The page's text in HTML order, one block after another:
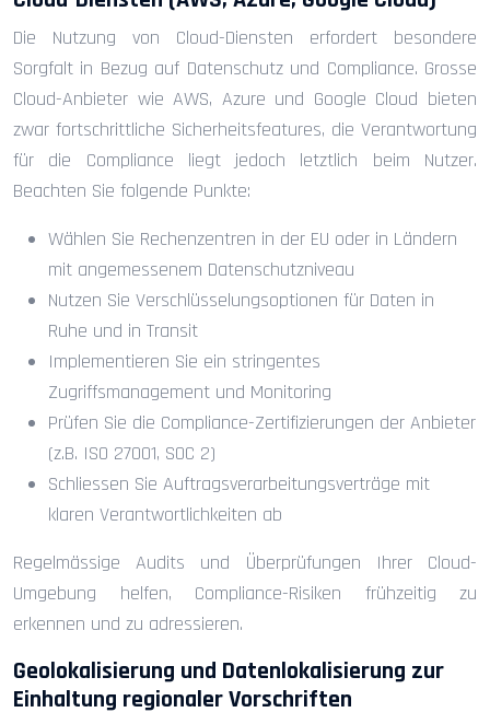
Die Nutzung von Cloud-Diensten erfordert besondere
Sorgfalt in Bezug auf Datenschutz und Compliance. Grosse
Cloud-Anbieter wie AWS, Azure und Google Cloud bieten
zwar fortschrittliche Sicherheitsfeatures, die Verantwortung
für die Compliance liegt jedoch letztlich beim Nutzer.
Beachten Sie folgende Punkte:
Wählen Sie Rechenzentren in der EU oder in Ländern
mit angemessenem Datenschutzniveau
Nutzen Sie Verschlüsselungsoptionen für Daten in
Ruhe und in Transit
Implementieren Sie ein stringentes
Zugriffsmanagement und Monitoring
Prüfen Sie die Compliance-Zertifizierungen der Anbieter
(z.B. ISO 27001, SOC 2)
Schliessen Sie Auftragsverarbeitungsverträge mit
klaren Verantwortlichkeiten ab
Regelmässige Audits und Überprüfungen Ihrer Cloud-
Umgebung helfen, Compliance-Risiken frühzeitig zu
erkennen und zu adressieren.
Geolokalisierung und Datenlokalisierung zur
Einhaltung regionaler Vorschriften